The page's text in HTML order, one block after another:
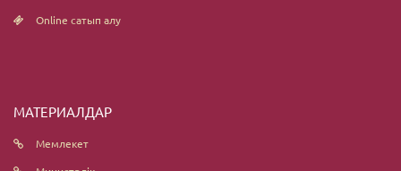
Online сатып алу
МАТЕРИАЛДАР
Мемлекет